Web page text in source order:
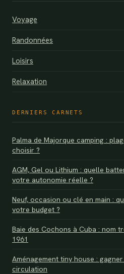
Voyage
Randonnées
Loisirs
Relaxation
DERNIERS CARNETS
Palma de Majorque camping :
choisir ?
AGM, Gel ou Lithium : quelle
votre autonomie réelle ?
Neuf, occasion ou clé en main :
votre budget ?
Baie des Cochons à Cuba : nom
1961
Aménagement tiny house :
circulation